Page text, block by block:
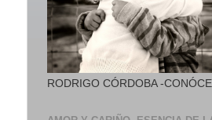
RODRIGO CÓRDOBA -